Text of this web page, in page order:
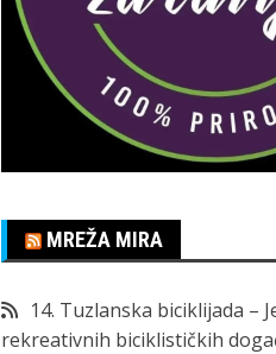
MREŽA MIRA
14. Tuzlanska biciklijada –
rekreativnih biciklističkih